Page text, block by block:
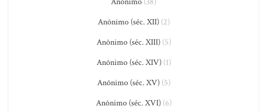
Anônimo (séc. XII)(2)
Anônimo (séc. XIII)(5)
Anônimo (séc. XIV)(1)
Anônimo (séc. XV)(5)
Anônimo (séc. XVI)(6)